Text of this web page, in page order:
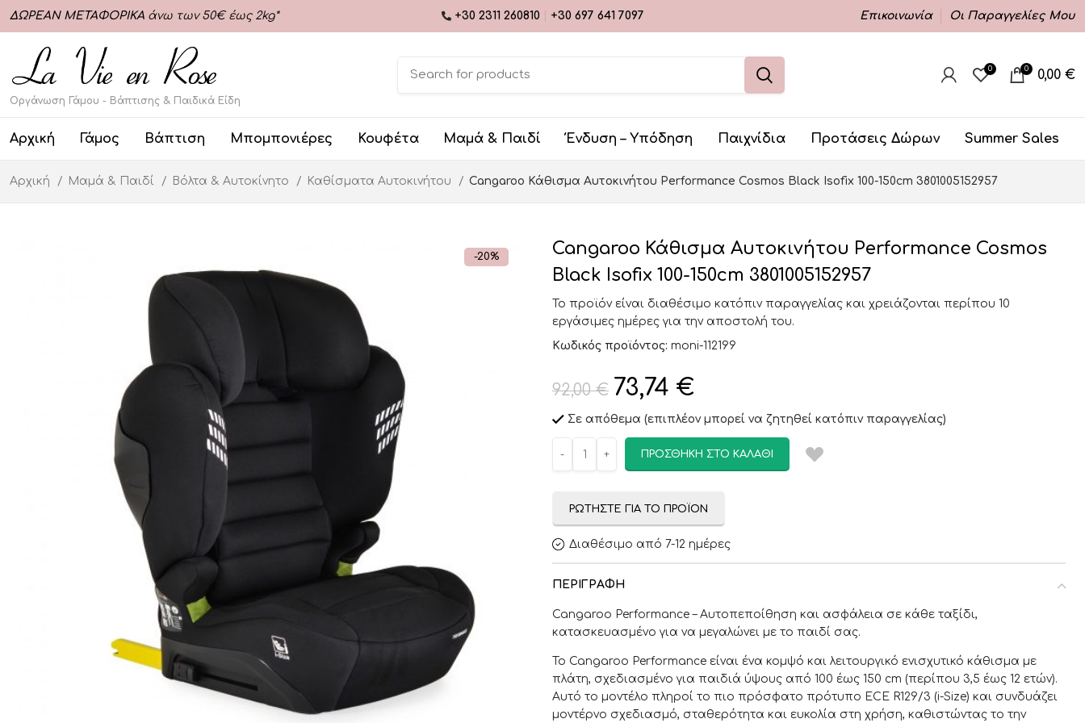
ΔΩΡΕΑΝ ΜΕΤΑΦΟΡΙΚΑ άνω των 50€ έως 2kg* +30 2311 260810 +30 697 641 7097 Επικοινωνία Οι Παραγγελίες Μου
Οργάνωση Γάμου - Βάπτισης & Παιδικά Είδη
0 0 0,00 €
Αρχική Γάμος Βάπτιση Μπομπονιέρες Κουφέτα Μαμά & Παιδί Ένδυση – Υπόδηση Παιχνίδια Προτάσεις Δώρων Summer Sales
Αρχική Μαμά & Παιδί Βόλτα & Αυτοκίνητο Καθίσματα Αυτοκινήτου Cangaroo Κάθισμα Αυτοκινήτου Performance Cosmos Black Isofix 100-150cm 3801005152957
-20%
Cangaroo Κάθισμα Αυτοκινήτου Performance Cosmos
Black Isofix 100-150cm 3801005152957
Το προϊόν είναι διαθέσιμο κατόπιν παραγγελίας και χρειάζονται περίπου 10
εργάσιμες ημέρες για την αποστολή του.
Κωδικός προϊόντος: moni-112199
92,00€ 73,74 €
Σε απόθεμα (επιπλέον μπορεί να ζητηθεί κατόπιν παραγγελίας)
ΠΡΟΣΘΉΚΗ ΣΤΟ ΚΑΛΆΘΙ
ΡΩΤΉΣΤΕ ΓΙΑ ΤΟ ΠΡΟΪΌΝ
Διαθέσιμο από 7-12 ημέρες
ΠΕΡΙΓΡΑΦΉ
Cangaroo Performance – Αυτοπεποίθηση και ασφάλεια σε κάθε ταξίδι,
κατασκευασμένο για να μεγαλώνει με το παιδί σας.
Το Cangaroo Performance είναι ένα κομψό και λειτουργικό ενισχυτικό κάθισμα με
πλάτη, σχεδιασμένο για παιδιά ύψους από 100 έως 150 cm (περίπου 3,5 έως 12 ετών).
Αυτό το μοντέλο πληροί το πιο πρόσφατο πρότυπο ECE R129/3 (i-Size) και συνδυάζει
μοντέρνο σχεδιασμό, σταθερότητα και ευκολία στη χρήση, καθιστώντας το την